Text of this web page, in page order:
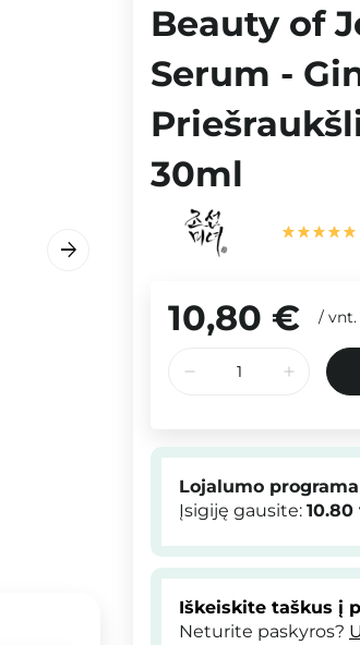
Beauty of
Serum -
30ml
10,80 € / vnt.
Lojalumo programa
Įsigiję gausite: 10.80
Iškeiskite taškus į
Neturite paskyros?